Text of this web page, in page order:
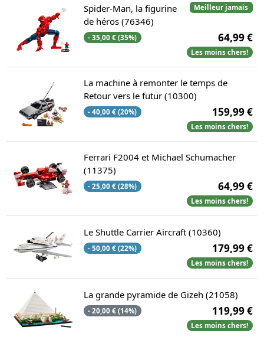
Meilleur jamais
Spider-Man, la figurine
de héros (76346)
- 35,00 € (35%) 64,99 €
Les moins chers!
La machine à remonter le temps de
Retour vers le futur (10300)
- 40,00 € (20%) 159,99 €
Les moins chers!
Ferrari F2004 et Michael Schumacher
(11375)
- 25,00 € (28%) 64,99 €
Les moins chers!
Le Shuttle Carrier Aircraft (10360)
- 50,00 € (22%) 179,99 €
Les moins chers!
La grande pyramide de Gizeh (21058)
- 20,00 € (14%) 119,99 €
Les moins chers!